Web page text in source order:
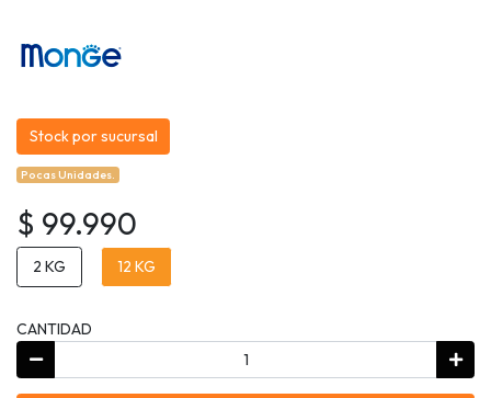
Stock por sucursal
Pocas Unidades.
$ 99.990
2 KG 12 KG
CANTIDAD